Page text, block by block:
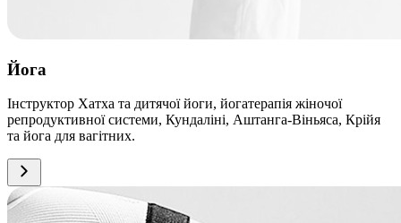
Йога
Інструктор Хатха та дитячої йоги, йогатерапія жіночої
репродуктивної системи, Кундаліні, Аштанга-Віньяса, Крійя
та йога для вагітних.